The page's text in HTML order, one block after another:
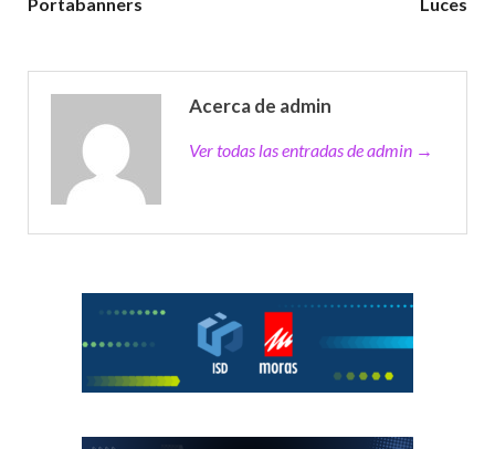
Portabanners
Luces
Acerca de admin
Ver todas las entradas de admin →